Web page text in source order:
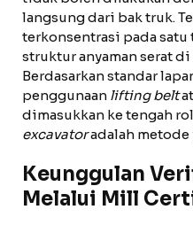
langsung dari bak truk.
terkonsentrasi pada
struktur anyaman serat
Berdasarkan standar
penggunaan lifting belt
dimasukkan ke tengah
excavatoradalah metode
Keunggulan
Melalui Mill